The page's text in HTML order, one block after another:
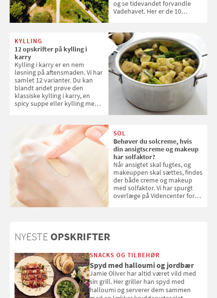
og se tidevandet forvandle
Vadehavet. Her er de 10
KYLLING
12 opskrifter på kylling i
karry
Kylling i karry er en nem
løsning på aftensmaden. Vi har
samlet 12 varianter. Du kan
blandt andet prøve den
klassiske kylling i karry, en
spicy suppe eller kylling med
SOL
Behøver du solcreme, hvis
din ansigtscreme og makeup
har solfaktor?
Når ansigtet skal fugtes, og
makeuppen skal sættes, findes
der både creme og makeup
med solfaktor. Vi har spurgt
overlæge på Videncenter for
NYESTE OPSKRIFTER
SNACKS OG TILBEHØR
Spyd med halloumi og jordbær
Jamie Oliver har altid været vild med
sin grill. Her griller han spyd med
halloumi og serverer dem sammen